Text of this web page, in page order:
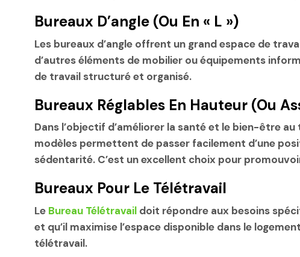
Bureaux D’angle (ou En « L »)
Les bureaux d’angle offrent un grand espace de
d’autres éléments de mobilier ou équipements
de travail structuré et organisé.
Bureaux Réglables En Hauteur (ou
Dans l’objectif d’améliorer la santé et le bien-être
modèles permettent de passer facilement d’une
sédentarité. C’est un excellent choix pour
Bureaux Pour Le Télétravail
Le Bureau Télétravail doit répondre aux besoins
et qu’il maximise l’espace disponible dans le
télétravail.